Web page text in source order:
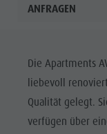
ANFRAGEN
Die Apartments
liebevoll
Qualität gelegt.
verfügen über